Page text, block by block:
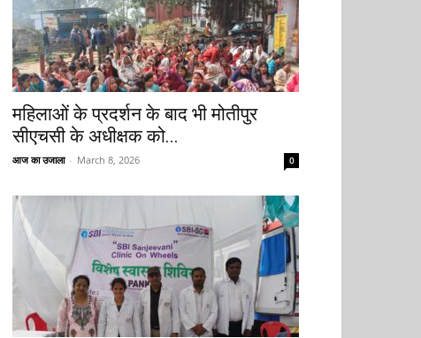
महिलाओं के प्रदर्शन के बाद भी मोतीपुर
सीएचसी के अधीक्षक को...
आज का उजाला - March 8, 2026 0